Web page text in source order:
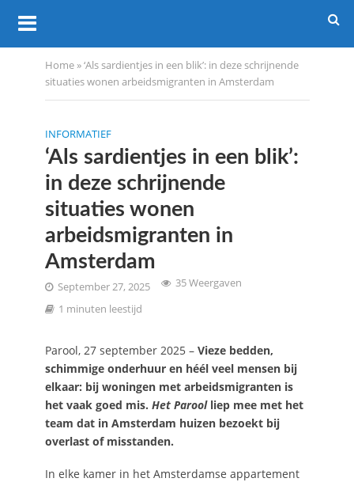
Home»‘Als sardientjes in een blik’: in deze schrijnende
situaties wonen arbeidsmigranten in Amsterdam
INFORMATIEF
‘Als sardientjes in een blik’:
in deze schrijnende
situaties wonen
arbeidsmigranten in
Amsterdam
September 27, 2025
35 Weergaven
1 minuten leestijd
Parool, 27 september 2025 – Vieze bedden,
schimmige onderhuur en héél veel mensen bij
elkaar: bij woningen met arbeidsmigranten is
het vaak goed mis. Het Parool liep mee met het
team dat in Amsterdam huizen bezoekt bij
overlast of misstanden.
In elke kamer in het Amsterdamse appartement